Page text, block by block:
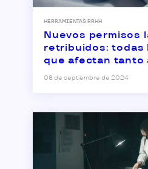
HERRAMIENTAS RRHH
Nuevos permisos
retribuidos: todas
que afectan tanto
como a la plantilla
08 de septiembre de 2024